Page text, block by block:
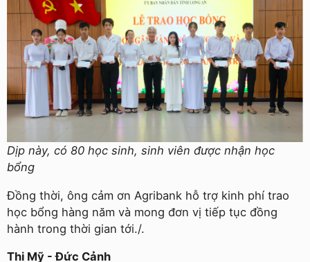
Dịp này, có 80 học sinh, sinh viên được nhận học
bổng
Đồng thời, ông cảm ơn Agribank hỗ trợ kinh phí trao
học bổng hàng năm và mong đơn vị tiếp tục đồng
hành trong thời gian tới./.
Thi Mỹ - Đức Cảnh